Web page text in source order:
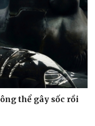
thể gây sốc rồi